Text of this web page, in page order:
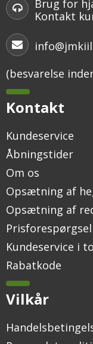
Brug for
Kontakt
(besvarelse
Kontakt
Kundeservice
Åbningstider
Om os
Opsætning af
Opsætning af
Prisforespørgsel
Kundeservice i
Rabatkode
Vilkår